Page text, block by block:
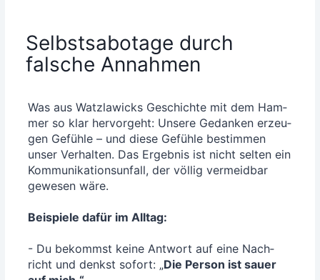
Selbstsabotage durch
falsche Annahmen
Was aus Watz­la­wicks Geschich­te mit dem Ham­
mer so klar her­vor­geht: Unse­re Gedan­ken erzeu­
gen Gefüh­le – und die­se Gefüh­le bestim­men
unser Ver­hal­ten. Das Ergeb­nis ist nicht sel­ten ein
Kom­mu­ni­ka­ti­ons­un­fall, der völ­lig ver­meid­bar
gewe­sen wäre.
Bei­spie­le dafür im All­tag:
- Du bekommst kei­ne Ant­wort auf eine Nach­
richt und denkst sofort: „Die Per­son ist sau­er